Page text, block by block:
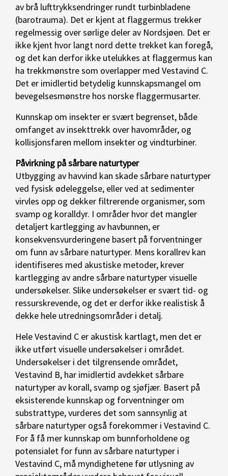
av brå lufttrykksendringer rundt turbinbladene
(barotrauma). Det er kjent at flaggermus trekker
regelmessig over sørlige deler av Nordsjøen. Det er
ikke kjent hvor langt nord dette trekket kan foregå,
og det kan derfor ikke utelukkes at flaggermus kan
ha trekkmønstre som overlapper med Vestavind C.
Det er imidlertid betydelig kunnskapsmangel om
bevegelsesmønstre hos norske flaggermusarter.
Kunnskap om insekter er svært begrenset, både
omfanget av insekttrekk over havområder, og
kollisjonsfaren mellom insekter og vindturbiner.
Påvirkning på sårbare naturtyper
Utbygging av havvind kan skade sårbare naturtyper
ved fysisk ødeleggelse, eller ved at sedimenter
virvles opp og dekker filtrerende organismer, som
svamp og koralldyr. I områder hvor det mangler
detaljert kartlegging av havbunnen, er
konsekvensvurderingene basert på forventninger
om funn av sårbare naturtyper. Mens korallrev kan
identifiseres med akustiske metoder, krever
kartlegging av andre sårbare naturtyper visuelle
undersøkelser. Slike undersøkelser er svært tid- og
ressurskrevende, og det er derfor ikke realistisk å
dekke hele utredningsområder i detalj.
Hele Vestavind C er akustisk kartlagt, men det er
ikke utført visuelle undersøkelser i området.
Undersøkelser i det tilgrensende området,
Vestavind B, har imidlertid avdekket sårbare
naturtyper av korall, svamp og sjøfjær. Basert på
eksisterende kunnskap og forventninger om
substrattype, vurderes det som sannsynlig at
sårbare naturtyper også forekommer i Vestavind C.
For å få mer kunnskap om bunnforholdene og
potensialet for funn av sårbare naturtyper i
Vestavind C, må myndighetene før utlysning av